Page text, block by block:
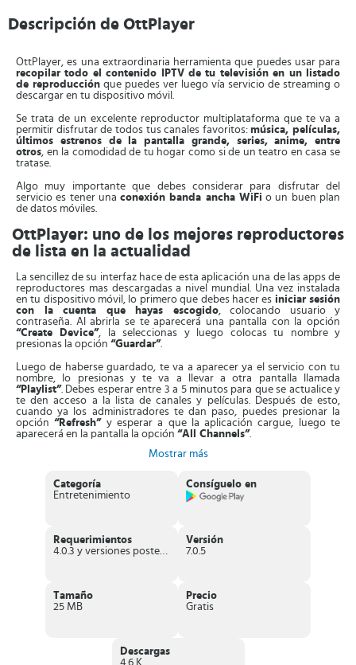
Descripción de OttPlayer
OttPlayer, es una extraordinaria herramienta que puedes usar para
recopilar todo el contenido IPTV de tu televisión en un listado
de reproducción que puedes ver luego vía servicio de streaming o
descargar en tu dispositivo móvil.
Se trata de un excelente reproductor multiplataforma que te va a
permitir disfrutar de todos tus canales favoritos:música, películas,
últimos estrenos de la pantalla grande, series, anime, entre
otros, en la comodidad de tu hogar como si de un teatro en casa se
tratase.
Algo muy importante que debes considerar para disfrutar del
servicio es tener unaconexión banda ancha WiFi o un buen plan
de datos móviles.
OttPlayer: uno de los mejores reproductores
de lista en la actualidad
La sencillez de su interfaz hace de esta aplicación una de las apps de
reproductores mas descargadas a nivel mundial. Una vez instalada
en tu dispositivo móvil, lo primero que debes hacer es iniciar sesión
con la cuenta que hayas escogido, colocando usuario y
contraseña. Al abrirla se te aparecerá una pantalla con la opción
“Create Device”, la seleccionas y luego colocas tu nombre y
presionas la opción “Guardar”.
Luego de haberse guardado, te va a aparecer ya el servicio con tu
nombre, lo presionas y te va a llevar a otra pantalla llamada
“Playlist”. Debes esperar entre 3 a 5 minutos para que se actualice y
te den acceso a la lista de canales y películas. Después de esto,
cuando ya los administradores te dan paso, puedes presionar la
opción“Refresh” y esperar a que la aplicación cargue, luego te
aparecerá en la pantalla la opción “All Channels”.
Al presionarla verás como arroja la gran variedad de canales que
mexicanos, estrenos, series, películas, novelas, entre muchos
otros más. Puedes elegir el que quieras ver en el momento. Todos los
canales están en vivo.
Te permite hacer unamodificación o ajuste en el orden de los
Te da la posibilidad de
editar las listas de reproducciones
igual que, añadir o quitar grupos o canales individuales.
tener interrupciones a la hora de ver tus programas favoritos.
Mostrar más
Categoría
Entretenimiento
Consíguelo en
Requerimientos
4.0.3 y versiones posteriores
Versión
7.0.5
Tamaño
25 MB
Precio
Gratis
Descargas
4.6 K